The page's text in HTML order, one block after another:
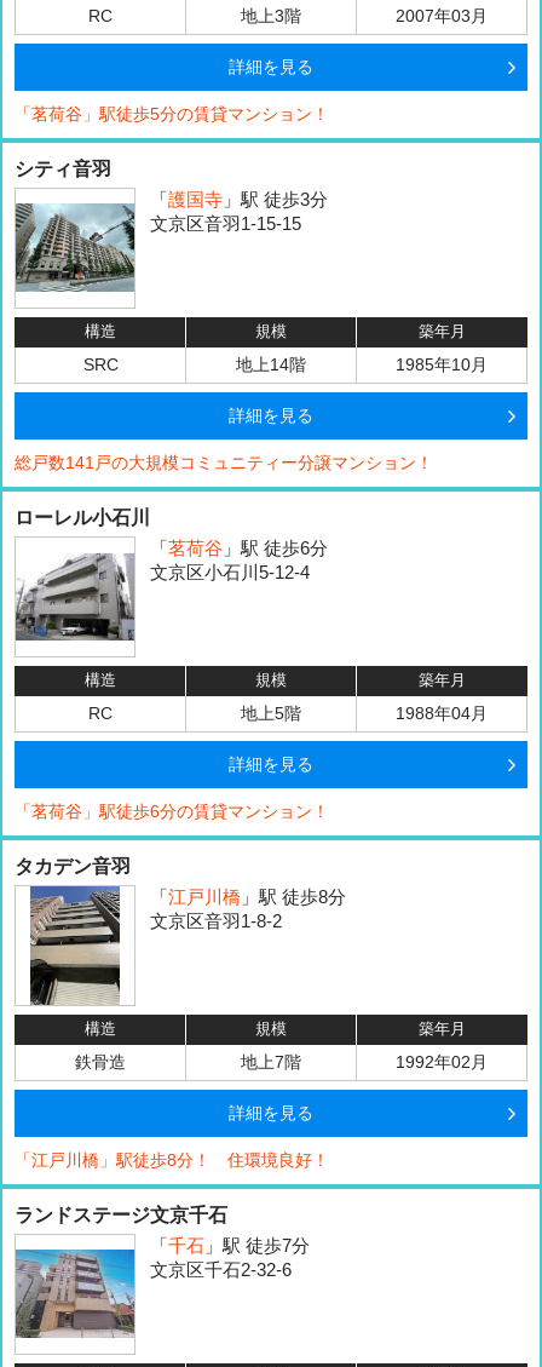
RC 地上3階 2007年03月
詳細を見る
「茗荷谷」駅徒歩5分の賃貸マンション！
シティ音羽
「 護国寺 」駅 徒歩3分
文京区音羽1-15-15
構造 規模 築年月
SRC 地上14階 1985年10月
詳細を見る
総戸数141戸の大規模コミュニティー分譲マンション！
ローレル小石川
「 茗荷谷 」駅 徒歩6分
文京区小石川5-12-4
構造 規模 築年月
RC 地上5階 1988年04月
詳細を見る
「茗荷谷」駅徒歩6分の賃貸マンション！
タカデン音羽
「 江戸川橋 」駅 徒歩8分
文京区音羽1-8-2
構造 規模 築年月
鉄骨造 地上7階 1992年02月
詳細を見る
「江戸川橋」駅徒歩8分！ 住環境良好！
ランドステージ文京千石
「 千石 」駅 徒歩7分
文京区千石2-32-6